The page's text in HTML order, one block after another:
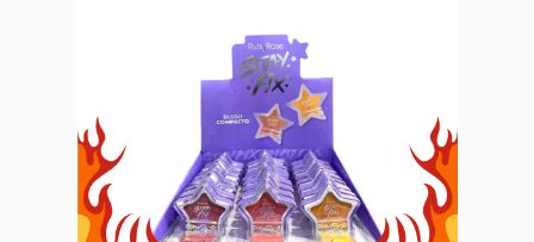
oferecendo uma ampla gama
confiança e criatividade. Desde
os últimos lançamentos em
maquiagem até os acessórios
mais elegantes, estamos aqui
para ajudá-lo a alcançar seu
visual dos sonhos. Explore nossa
seleção cuidadosamente
selecionada e descubra como a
beleza se torna uma expressão
única conosco.